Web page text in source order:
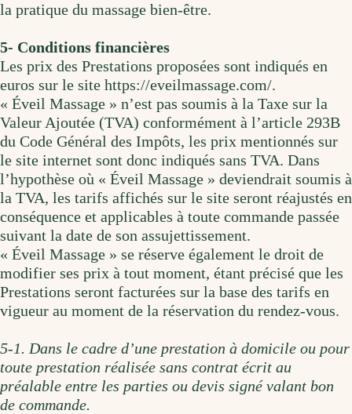
la pratique du massage bien-être.
5- Conditions financières
Les prix des Prestations proposées sont indiqués en
euros sur le site https://eveilmassage.com/.
« Éveil Massage » n’est pas soumis à la Taxe sur la
Valeur Ajoutée (TVA) conformément à l’article 293B
du Code Général des Impôts, les prix mentionnés sur
le site internet sont donc indiqués sans TVA. Dans
l’hypothèse où « Éveil Massage » deviendrait soumis à
la TVA, les tarifs affichés sur le site seront réajustés en
conséquence et applicables à toute commande passée
suivant la date de son assujettissement.
« Éveil Massage » se réserve également le droit de
modifier ses prix à tout moment, étant précisé que les
Prestations seront facturées sur la base des tarifs en
vigueur au moment de la réservation du rendez-vous.
5-1. Dans le cadre d’une prestation à domicile ou pour
toute prestation réalisée sans contrat écrit au
préalable entre les parties ou devis signé valant bon
de commande.